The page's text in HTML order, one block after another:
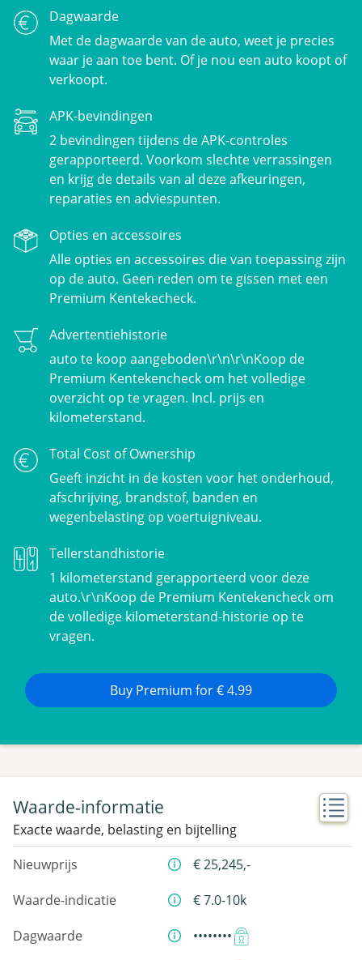
Dagwaarde
Met de dagwaarde van de auto, weet je precies
waar je aan toe bent. Of je nou een auto koopt of
verkoopt.
APK-bevindingen
2 bevindingen tijdens de APK-controles
gerapporteerd. Voorkom slechte verrassingen
en krijg de details van al deze afkeuringen,
reparaties en adviespunten.
Opties en accessoires
Alle opties en accessoires die van toepassing zijn
op de auto. Geen reden om te gissen met een
Premium Kentekecheck.
Advertentiehistorie
auto te koop aangeboden\r\n\r\nKoop de
Premium Kentekencheck om het volledige
overzicht op te vragen. Incl. prijs en
kilometerstand.
Total Cost of Ownership
Geeft inzicht in de kosten voor het onderhoud,
afschrijving, brandstof, banden en
wegenbelasting op voertuigniveau.
Tellerstandhistorie
1 kilometerstand gerapporteerd voor deze
auto.\r\nKoop de Premium Kentekencheck om
de volledige kilometerstand-historie op te
vragen.
Buy Premium for € 4.99
Waarde-informatie
Exacte waarde, belasting en bijtelling
Nieuwprijs
€ 25,245,-
Waarde-indicatie
€ 7.0-10k
Dagwaarde
••••••••